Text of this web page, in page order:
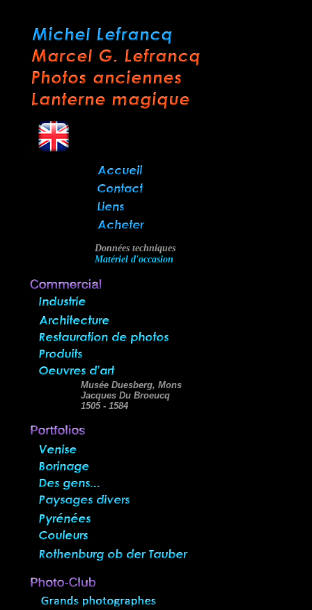
Données techniques
Matériel d'occasion
Musée Duesberg, Mons
Jacques Du Broeucq
1505 - 1584